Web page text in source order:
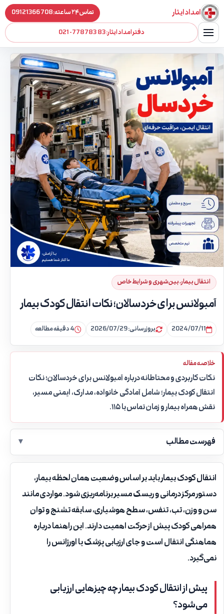
رفتن به محتوا
امداد ایثار تماس ۲۴ ساعته: 09121366708
دفتر امداد ایثار:021-77878383
انتقال بیمار، بین‌شهری و شرایط خاص
آمبولانس برای خردسالان؛ نکات انتقال کودک بیمار
2024/07/11 بروزرسانی: 2026/07/29 4 دقیقه مطالعه
خلاصه مقاله
نکات کاربردی و محتاطانه درباره آمبولانس برای خردسالان؛ نکات
انتقال کودک بیمار؛ شامل آمادگی خانواده، مدارک، ایمنی مسیر،
نقش همراه بیمار و زمان تماس با ۱۱۵.
فهرست مطالب
انتقال کودک بیمارباید بر اساس وضعیت همان لحظه بیمار،
دستور مرکز درمانی و ریسک مسیر برنامه‌ریزی شود. مواردی مانند
سن و وزن، تب، تنفس، سطح هوشیاری، سابقه تشنج و توان
همراهی کودک پیش از حرکت اهمیت دارند. این راهنما درباره
هماهنگی انتقال است و جای ارزیابی پزشک یا اورژانس را
نمی‌گیرد.
پیش از انتقال کودک بیمار چه چیزهایی ارزیابی
می‌شود؟